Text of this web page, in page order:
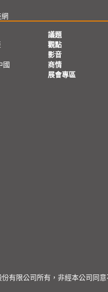
國
議題
觀點
影音
商情
展會專區
有限公司所有，非經本公司同